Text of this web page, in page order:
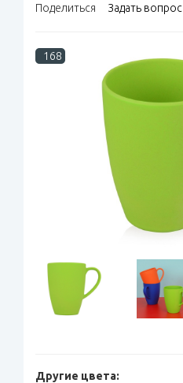
Поделиться Задать вопрос
168
Другие цвета: